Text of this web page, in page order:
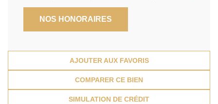
NOS HONORAIRES
AJOUTER AUX FAVORIS
COMPARER CE BIEN
SIMULATION DE CRÉDIT